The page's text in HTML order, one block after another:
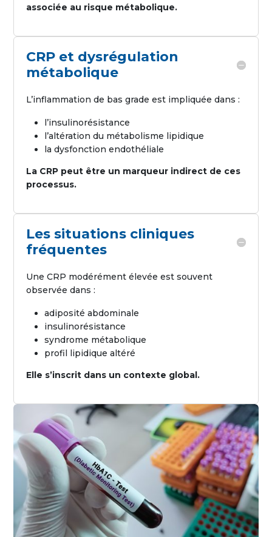
associée au risque métabolique.
CRP et dysrégulation
métabolique
L’inflammation de bas grade est impliquée dans :
l’insulinorésistance
l’altération du métabolisme lipidique
la dysfonction endothéliale
La CRP peut être un marqueur indirect de ces
processus.
Les situations cliniques
fréquentes
Une CRP modérément élevée est souvent
observée dans :
adiposité abdominale
insulinorésistance
syndrome métabolique
profil lipidique altéré
Elle s’inscrit dans un contexte global.